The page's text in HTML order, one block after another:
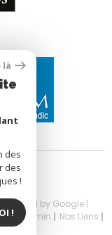
by Google |
Admin
Nos Liens
là
des
des
!
!